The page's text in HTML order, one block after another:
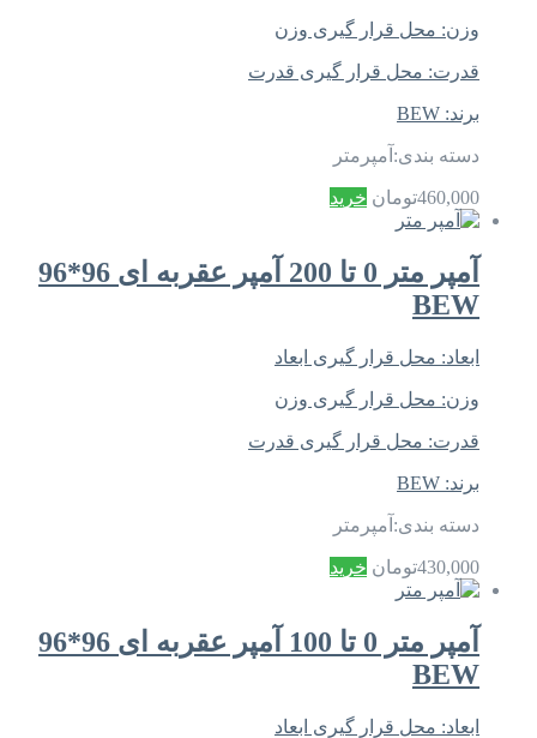
وزن: محل قرار گیری وزن
قدرت: محل قرار گیری قدرت
برند: BEW
دسته بندی: آمپرمتر
460,000تومان خرید
آمپر متر 0 تا 200 آمپر عقربه ای 96*96
BEW
ابعاد: محل قرار گیری ابعاد
وزن: محل قرار گیری وزن
قدرت: محل قرار گیری قدرت
برند: BEW
دسته بندی: آمپرمتر
430,000تومان خرید
آمپر متر 0 تا 100 آمپر عقربه ای 96*96
BEW
ابعاد: محل قرار گیری ابعاد